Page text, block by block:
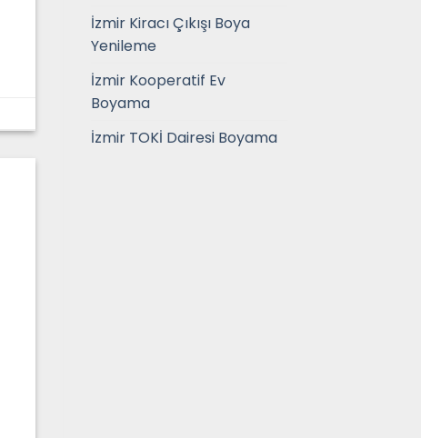
İzmir Kiracı Çıkışı Boya
Yenileme
İzmir Kooperatif Ev
Boyama
İzmir TOKİ Dairesi Boyama